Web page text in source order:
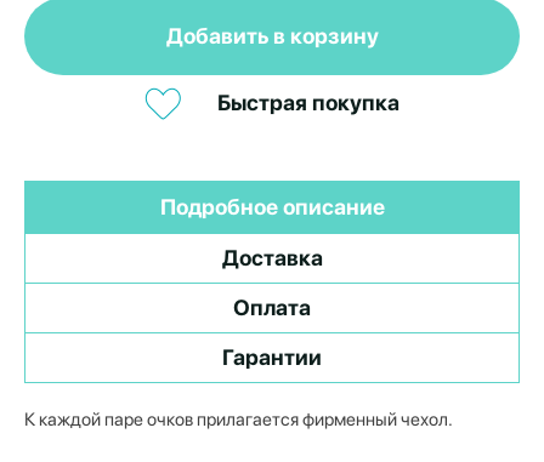
Добавить в корзину
Быстрая покупка
Подробное описание
Доставка
Оплата
Гарантии
К каждой паре очков прилагается фирменный чехол.